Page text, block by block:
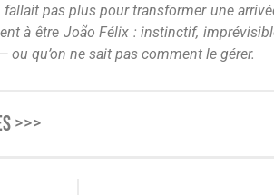
pas plus pour transformer une
à être João Félix : instinctif,
ou qu’on ne sait pas comment le gérer.
>>>